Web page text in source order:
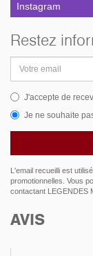
Instagram
Restez
email
J'accepte de
Je ne souhaite
L'email recueilli est
promotionnelles. Vous
contactant LEGENDES
AVIS